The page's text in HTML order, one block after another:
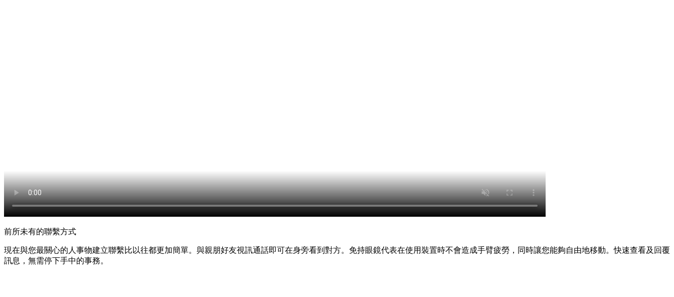
前所未有的聯繫方式
現在與您最關心的人事物建立聯繫比以往都更加簡單。與親朋好友視訊通話即可在身旁看到對方。免持眼鏡代表在使用裝置時不會造成手臂疲勞，同時讓您能夠自由地移動。快速查看及回覆
訊息，無需停下手中的事務。